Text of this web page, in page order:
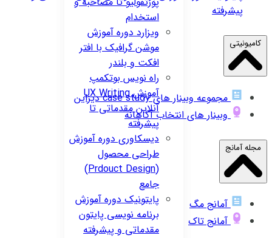
استخدام
ویزارددوره آموزش
موشن گرافیک با افتر
افکت و بلندر
راه نویسبوتکمپ
آموزش UX Writing
آنلاین مقدماتی تا
پیشرفته
دیسکاوریدوره آموزش
طراحی محصول
(Prdouct Design)
جامع
پایتونیکدوره آموزش
برنامه نویسی پایتون
مقدماتی و پیشرفته
پیشرفته
کامیونیتی
مجموعه وبینار های case study دیزاین
وبینار های انتخاب آگاهانه
مجله آمانج
آمانج مگ
آمانج تاک